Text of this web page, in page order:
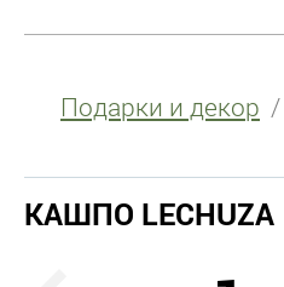
Цена
от
Подарки и декор
КАШПО LECHUZA